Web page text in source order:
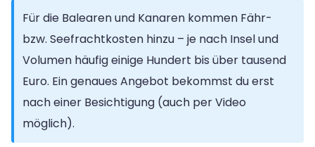
Für die Balearen und Kanaren kommen Fähr-
bzw. Seefrachtkosten hinzu – je nach Insel und
Volumen häufig einige Hundert bis über tausend
Euro. Ein genaues Angebot bekommst du erst
nach einer Besichtigung (auch per Video
möglich).